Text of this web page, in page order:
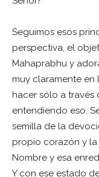
Seguimos esos
perspectiva, el
Mahaprabhu y
muy claramente en
hacer sólo a través
entendiendo eso.
semilla de la
propio corazón y
Nombre y esa
Y con ese estado